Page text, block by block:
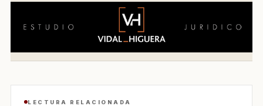
LECTURA RELACIONADA